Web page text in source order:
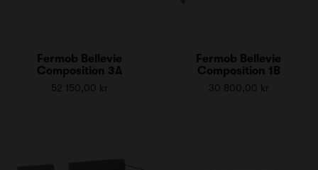
Fermob Bellevie
Composition 3A
52 150,00 kr
Fermob Bellevie
Composition 1B
30 800,00 kr